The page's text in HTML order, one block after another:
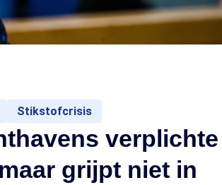
Stikstofcrisis
verplichte
grijpt niet in